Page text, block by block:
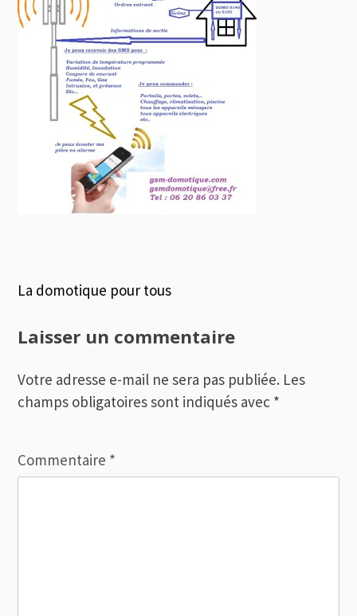
Navigation
de
La domotique pour tous
Laisser un commentaire
Votre adresse e-mail ne sera pas publiée. Les
champs obligatoires sont indiqués avec *
Commentaire *